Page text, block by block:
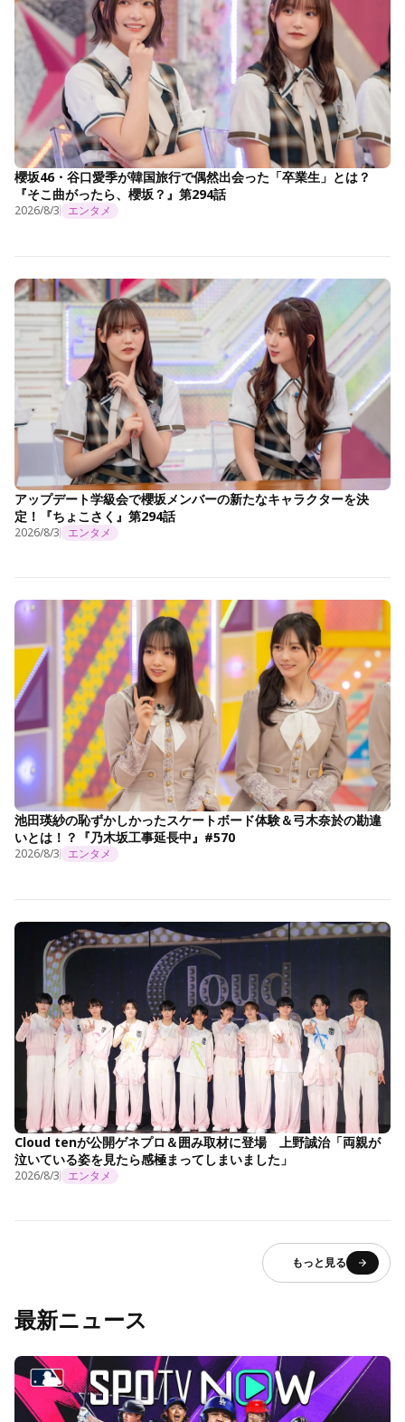
櫻坂46・谷口愛季が韓国旅行で偶然出会った「卒業生」とは？
『そこ曲がったら、櫻坂？』第294話
2026/8/3 エンタメ
アップデート学級会で櫻坂メンバーの新たなキャラクターを決
定！『ちょこさく』第294話
2026/8/3 エンタメ
池田瑛紗の恥ずかしかったスケートボード体験＆弓木奈於の勘違
いとは！？『乃木坂工事延長中』#570
2026/8/3 エンタメ
Cloud tenが公開ゲネプロ＆囲み取材に登場 上野誠治「両親が
泣いている姿を見たら感極まってしまいました」
2026/8/3 エンタメ
もっと見る
最新ニュース